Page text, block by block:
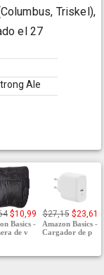
Triskel),
el 27
Ale
$10,99
Basics -
de v
$27,15 $23,61
Amazon Basics -
Cargador de p